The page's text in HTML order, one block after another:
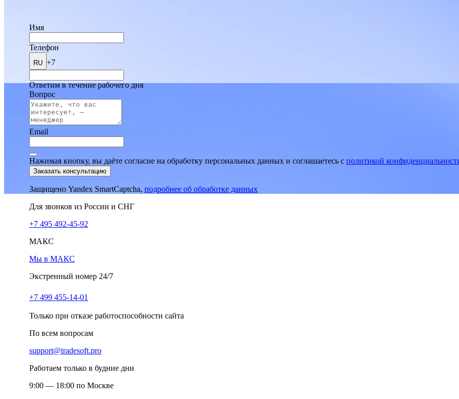
Имя
Телефон
RU +7
Ответим в течение рабочего дня
Вопрос
Email
Нажимая кнопку, вы даёте согласие на обработку персональных данных и соглашаетесь c политикой
Заказать консультацию
Защищено Yandex SmartCaptcha, подробнее об обработке данных
Для звонков из России и СНГ
+7 495 492-45-92
МАКС
Мы в МАКС
Экстренный номер 24/7
+7 499 455-14-01
Только при отказе работоспособности сайта
По всем вопросам
support@tradesoft.pro
Работаем только в будние дни
9:00 — 18:00 по Москве